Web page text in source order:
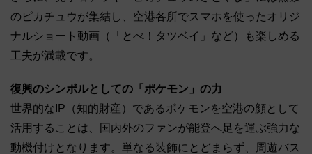
のピカチュウが集結し、空港各所でスマホを使ったオリジ
ナルショート動画（「とべ！タツベイ」など）も楽しめる
工夫が満載です。
復興のシンボルとしての「ポケモン」の力
世界的なIP（知的財産）であるポケモンを空港の顔として
活用することは、国内外のファンが能登へ足を運ぶ強力な
動機付けとなります。単なる装飾にとどまらず、周遊バス